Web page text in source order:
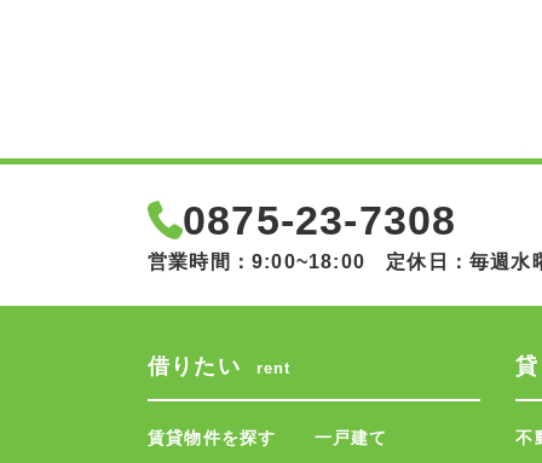
0875-23-7308
営業時間：9:00~18:00 定休日：毎週水
借りたい rent
賃貸物件を探す
一戸建て
不